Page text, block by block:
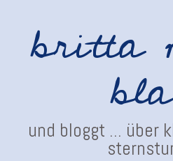
britta
und bloggt ... über